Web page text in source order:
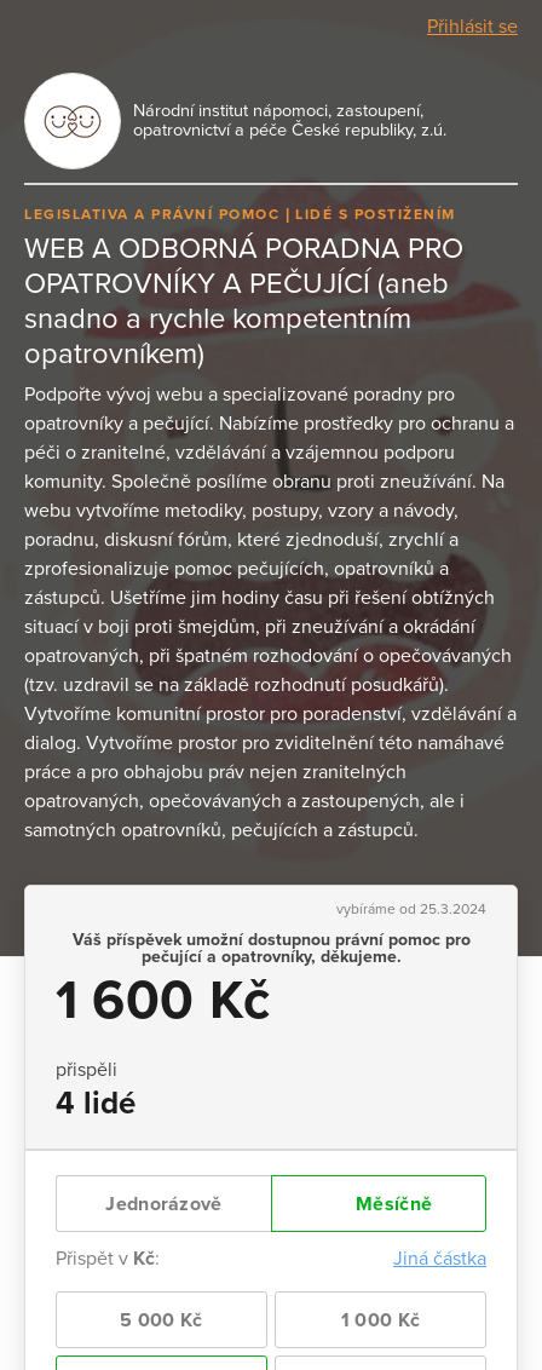
Přihlásit se
Národní institut nápomoci, zastoupení,
opatrovnictví a péče České republiky, z.ú.
LEGISLATIVA A PRÁVNÍ POMOC LIDÉ S POSTIŽENÍM
WEB A ODBORNÁ PORADNA PRO
OPATROVNÍKY A PEČUJÍCÍ (aneb
snadno a rychle kompetentním
opatrovníkem)
Podpořte vývoj webu a specializované poradny pro
opatrovníky a pečující. Nabízíme prostředky pro ochranu a
péči o zranitelné, vzdělávání a vzájemnou podporu
komunity. Společně posílíme obranu proti zneužívání. Na
webu vytvoříme metodiky, postupy, vzory a návody,
poradnu, diskusní fórům, které zjednoduší, zrychlí a
zprofesionalizuje pomoc pečujících, opatrovníků a
zástupců. Ušetříme jim hodiny času při řešení obtížných
situací v boji proti šmejdům, při zneužívání a okrádání
opatrovaných, při špatném rozhodování o opečovávaných
(tzv. uzdravil se na základě rozhodnutí posudkářů).
Vytvoříme komunitní prostor pro poradenství, vzdělávání a
dialog. Vytvoříme prostor pro zviditelnění této namáhavé
práce a pro obhajobu práv nejen zranitelných
opatrovaných, opečovávaných a zastoupených, ale i
samotných opatrovníků, pečujících a zástupců.
vybíráme od 25.3.2024
Váš příspěvek umožní dostupnou právní pomoc pro
pečující a opatrovníky, děkujeme.
1 600 Kč
přispěli
4 lidé
Jednorázově Měsíčně
Přispět v Kč: Jiná částka
5 000 Kč 1 000 Kč